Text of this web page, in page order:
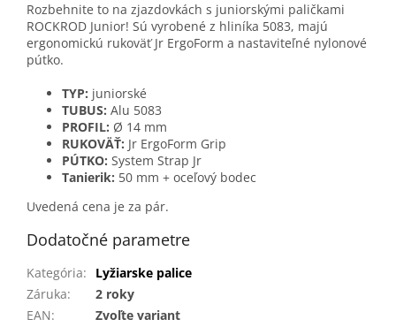
Rozbehnite to na zjazdovkách s juniorskými paličkami
ROCKROD Junior! Sú vyrobené z hliníka 5083, majú
ergonomickú rukoväť Jr ErgoForm a nastaviteľné nylonové
pútko.
TYP: juniorské
TUBUS: Alu 5083
PROFIL: Ø 14 mm
RUKOVÄŤ: Jr ErgoForm Grip
PÚTKO: System Strap Jr
Tanierik: 50 mm + oceľový bodec
Uvedená cena je za pár.
Dodatočné parametre
Kategória:
Lyžiarske palice
Záruka:
2 roky
EAN:
Zvoľte variant